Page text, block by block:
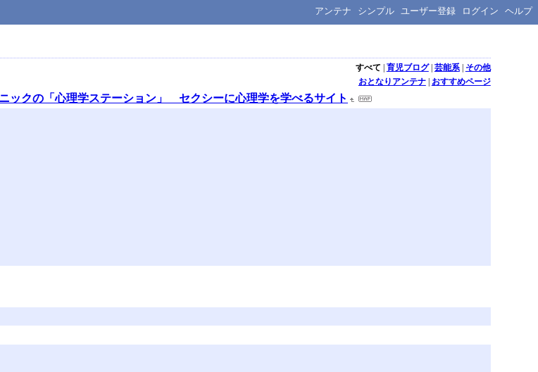
アンテナ シンプル ユーザー登録 ログイン ヘルプ
すべて | 育児ブログ| 芸能系| その他
おとなりアンテナ| おすすめページ
ックの「心理学ステーション」 セクシーに心理学を学べるサイト